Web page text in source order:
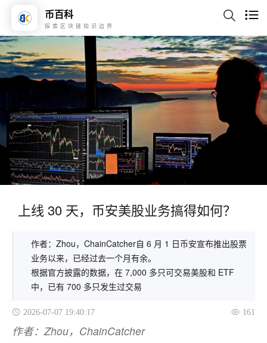
币百科
探索区块链知识边界
上线 30 天，币安美股业务搞得如何？
作者：Zhou，ChainCatcher自 6 月 1 日币安宣布推出股票
业务以来，已经过去一个月有余。
根据官方披露的数据，在 7,000 多只可交易美股和 ETF
中，已有 700 多只发生过交易
2026-07-07 19:40:17 161
作者：Zhou，ChainCatcher